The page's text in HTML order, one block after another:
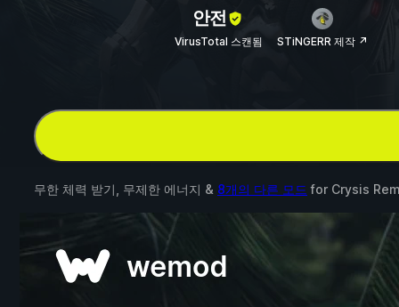
안전
VirusTotal 스캔됨 STiNGERR 제작 ↗
무한 체력 받기, 무제한 에너지 & 8개의 다른 모드 for Crysis